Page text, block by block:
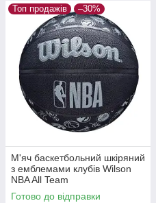
Топ продажів –30%
М'яч баскетбольний шкіряний
з емблемами клубів Wilson
NBA All Team
WTB1300XBNBA6 (розмір 6)
Готово до відправки